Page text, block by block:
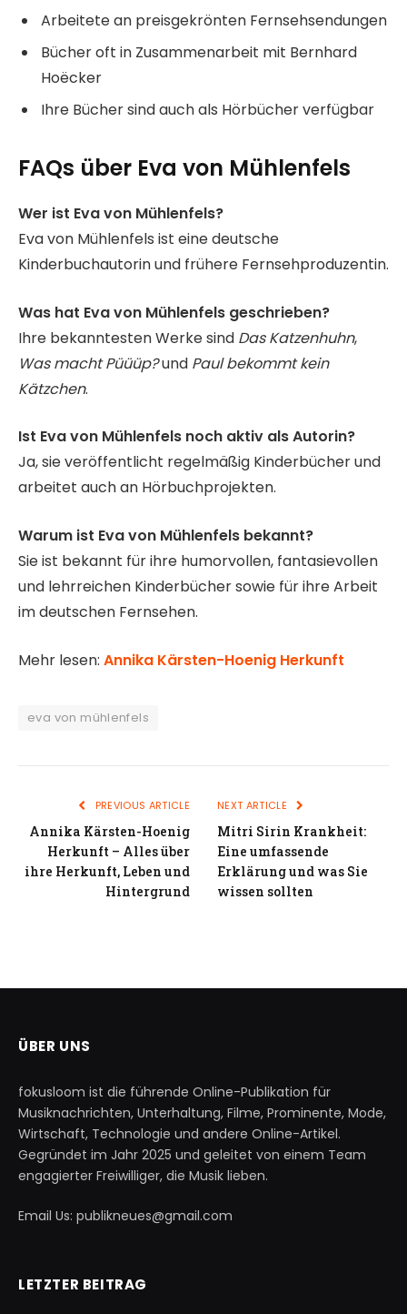
Arbeitete an preisgekrönten Fernsehsendungen
Bücher oft in Zusammenarbeit mit Bernhard
Hoëcker
Ihre Bücher sind auch als Hörbücher verfügbar
FAQs über Eva von Mühlenfels
Wer ist Eva von Mühlenfels?
Eva von Mühlenfels ist eine deutsche
Kinderbuchautorin und frühere Fernsehproduzentin.
Was hat Eva von Mühlenfels geschrieben?
Ihre bekanntesten Werke sind Das Katzenhuhn,
Was macht Püüüp?und Paul bekommt kein
Kätzchen.
Ist Eva von Mühlenfels noch aktiv als Autorin?
Ja, sie veröffentlicht regelmäßig Kinderbücher und
arbeitet auch an Hörbuchprojekten.
Warum ist Eva von Mühlenfels bekannt?
Sie ist bekannt für ihre humorvollen, fantasievollen
und lehrreichen Kinderbücher sowie für ihre Arbeit
im deutschen Fernsehen.
Mehr lesen: Annika Kärsten-Hoenig Herkunft
eva von mühlenfels
PREVIOUS ARTICLE
Annika Kärsten-Hoenig
Herkunft – Alles über
ihre Herkunft, Leben und
Hintergrund
NEXT ARTICLE
Mitri Sirin Krankheit:
Eine umfassende
Erklärung und was Sie
wissen sollten
ÜBER UNS
fokusloom ist die führende Online-Publikation für
Musiknachrichten, Unterhaltung, Filme, Prominente, Mode,
Wirtschaft, Technologie und andere Online-Artikel.
Gegründet im Jahr 2025 und geleitet von einem Team
engagierter Freiwilliger, die Musik lieben.
Email Us: publikneues@gmail.com
LETZTER BEITRAG